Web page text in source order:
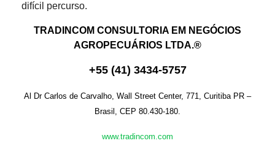
difícil percurso.
TRADINCOM CONSULTORIA EM NEGÓCIOS
AGROPECUÁRIOS LTDA.®
+55 (41) 3434-5757
Al Dr Carlos de Carvalho, Wall Street Center, 771, Curitiba PR –
Brasil, CEP 80.430-180.
www.tradincom.com